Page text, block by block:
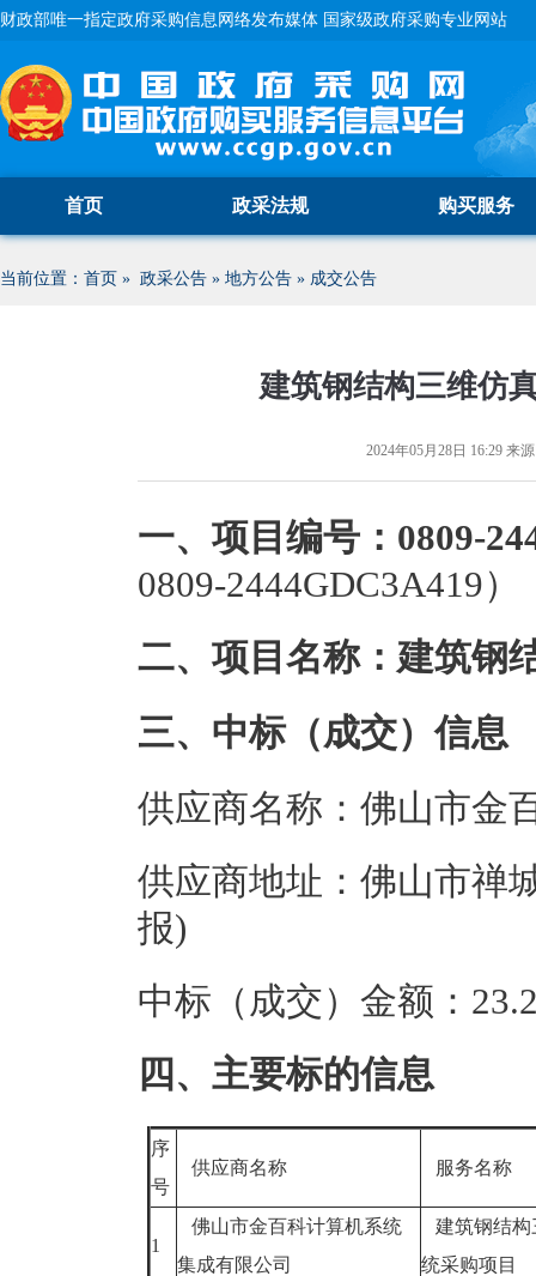
财政部唯一指定政府采购信息网络发布媒体 国家级政府采购专业网站
首页 政采法规 购买服务
当前位置： 首页 » 政采公告 » 地方公告 » 成交公告
建筑钢结构三维仿
2024年05月28日 16:29 来
一、项目编号：0809-
0809-2444GDC3A419）
二、项目名称：建筑钢
三、中标（成交）信息
供应商名称：佛山市金
供应商地址：佛山市禅
报)
中标（成交）金额：
四、主要标的信息
序
号
供应商名称 服务名称
1
佛山市金百科计算机系统
集成有限公司
建筑钢结构
统采购项目